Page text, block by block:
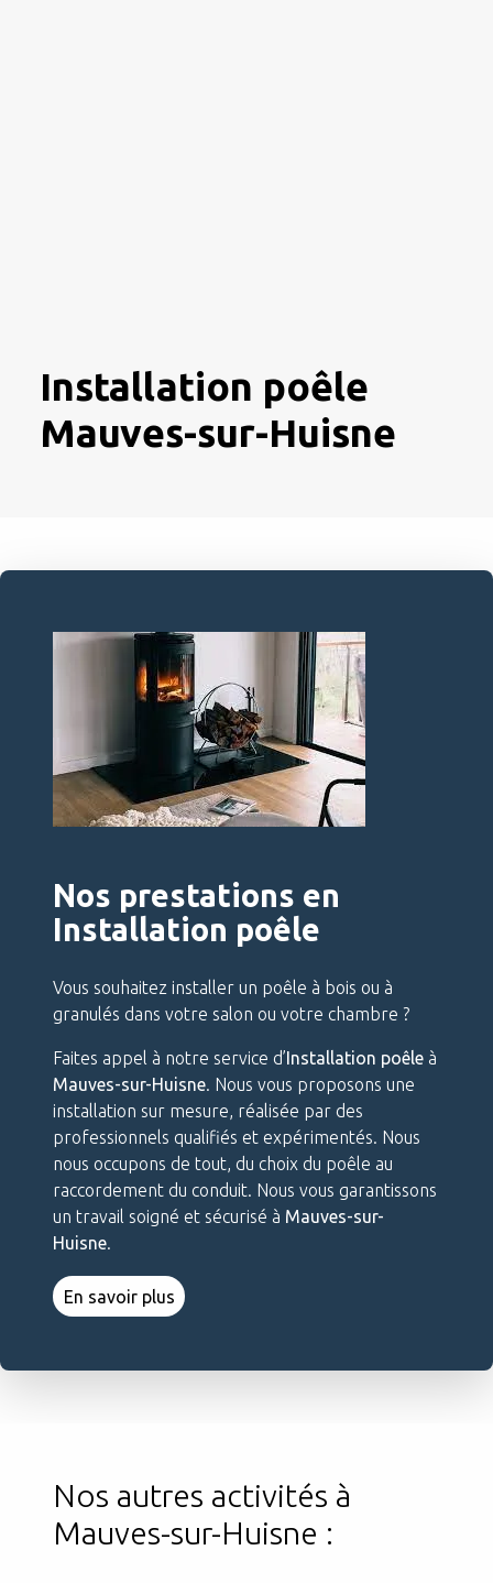
Installation poêle
Mauves-sur-Huisne
Nos prestations en
Installation poêle
Vous souhaitez installer un poêle à bois ou à
granulés dans votre salon ou votre chambre ?
Faites appel à notre service d’Installation poêle à
Mauves-sur-Huisne. Nous vous proposons une
installation sur mesure, réalisée par des
professionnels qualifiés et expérimentés. Nous
nous occupons de tout, du choix du poêle au
raccordement du conduit. Nous vous garantissons
un travail soigné et sécurisé à Mauves-sur-
Huisne.
En savoir plus
Nos autres activités à
Mauves-sur-Huisne :